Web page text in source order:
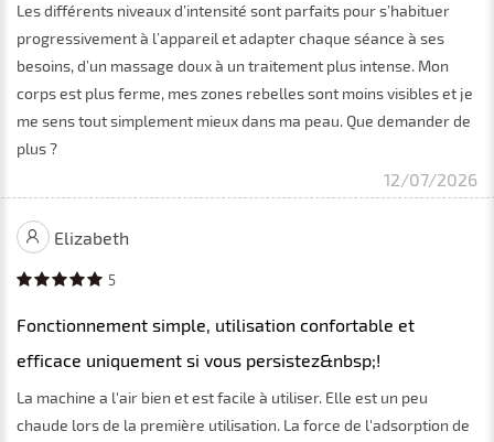
Les différents niveaux d’intensité sont parfaits pour s’habituer
progressivement à l’appareil et adapter chaque séance à ses
besoins, d’un massage doux à un traitement plus intense. Mon
corps est plus ferme, mes zones rebelles sont moins visibles et je
me sens tout simplement mieux dans ma peau. Que demander de
plus ?
12/07/2026
Elizabeth
5
Fonctionnement simple, utilisation confortable et
efficace uniquement si vous persistez&nbsp;!
La machine a l'air bien et est facile à utiliser. Elle est un peu
chaude lors de la première utilisation. La force de l'adsorption de